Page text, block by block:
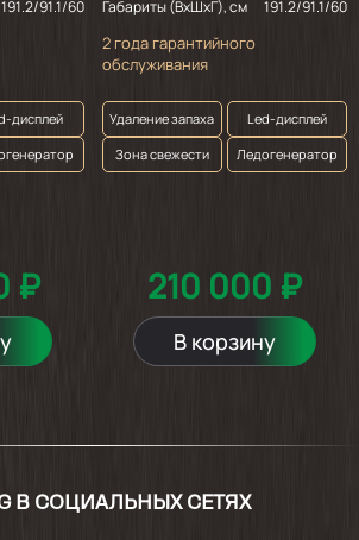
191.2/91.1/60
дисплей
₽
Габариты (ВхШхГ), см
191.2/91.1/60
2 года гарантийного
обслуживания
Удаление запаха
Led-дисплей
Зона свежести
Ледогенератор
210 000 ₽
В корзину
В СОЦИАЛЬНЫХ СЕТЯХ